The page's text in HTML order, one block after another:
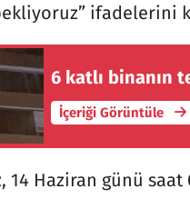
ifadelerini
6 katlı binanın
İçeriği Görüntüle
14 Haziran günü